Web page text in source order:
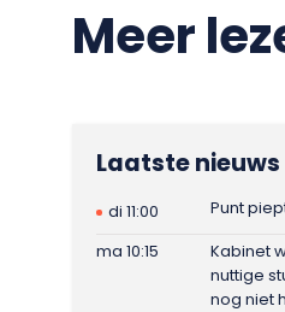
Meer
Laatste nieuws
di 11:00
Punt
ma 10:15
Kabinet
nuttige
nog niet